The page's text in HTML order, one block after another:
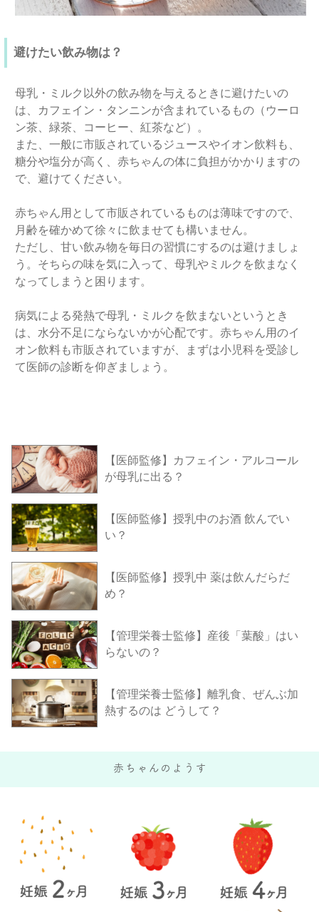
避けたい飲み物は？
母乳・ミルク以外の飲み物を与えるときに避けたいの
は、カフェイン・タンニンが含まれているもの（ウーロ
ン茶、緑茶、コーヒー、紅茶など）。
また、一般に市販されているジュースやイオン飲料も、
糖分や塩分が高く、赤ちゃんの体に負担がかかりますの
で、避けてください。
赤ちゃん用として市販されているものは薄味ですので、
月齢を確かめて徐々に飲ませても構いません。
ただし、甘い飲み物を毎日の習慣にするのは避けましょ
う。そちらの味を気に入って、母乳やミルクを飲まなく
なってしまうと困ります。
病気による発熱で母乳・ミルクを飲まないというとき
は、水分不足にならないかが心配です。赤ちゃん用のイ
オン飲料も市販されていますが、まずは小児科を受診し
て医師の診断を仰ぎましょう。
【医師監修】カフェイン・アルコール
が母乳に出る？
【医師監修】授乳中のお酒 飲んでい
い？
【医師監修】授乳中 薬は飲んだらだ
め？
【管理栄養士監修】産後「葉酸」はい
らないの？
【管理栄養士監修】離乳食、ぜんぶ加
熱するのは どうして？